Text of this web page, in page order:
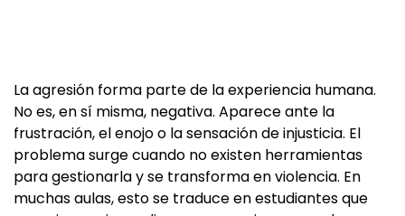
La agresión forma parte de la experiencia humana.
No es, en sí misma, negativa. Aparece ante la
frustración, el enojo o la sensación de injusticia. El
problema surge cuando no existen herramientas
para gestionarla y se transforma en violencia. En
muchas aulas, esto se traduce en estudiantes que